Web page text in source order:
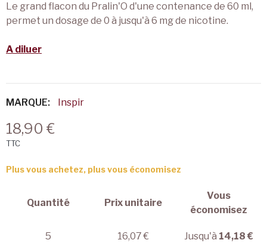
Le grand flacon du Pralin'O d'une contenance de 60 ml,
permet un dosage de 0 à jusqu'à 6 mg de nicotine.
A diluer
MARQUE: Inspir
18,90 €
TTC
Plus vous achetez, plus vous économisez
Quantité Prix unitaire
Vous
économisez
5 16,07 € Jusqu'à 14,18 €